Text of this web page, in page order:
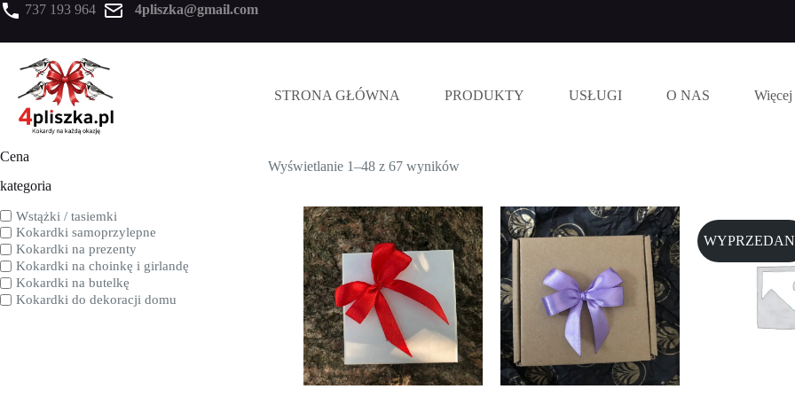
737 193 964 4pliszka@gmail.com
STRONA GŁÓWNA PRODUKTY USŁUGI O NAS Więcej
Wyświetlanie 1–48 z 67 wyników
Cena
kategoria
Wstążki / tasiemki
Kokardki samoprzylepne
Kokardki na prezenty
Kokardki na choinkę i girlandę
Kokardki na butelkę
Kokardki do dekoracji domu